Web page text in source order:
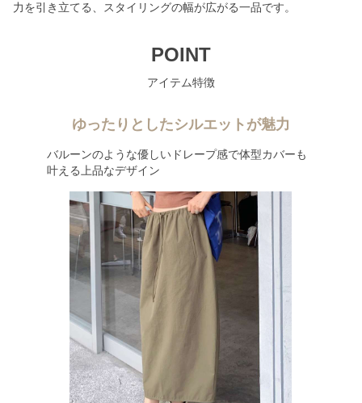
力を引き立てる、スタイリングの幅が広がる一品です。
POINT
アイテム特徴
ゆったりとしたシルエットが魅力
バルーンのような優しいドレープ感で体型カバーも
叶える上品なデザイン